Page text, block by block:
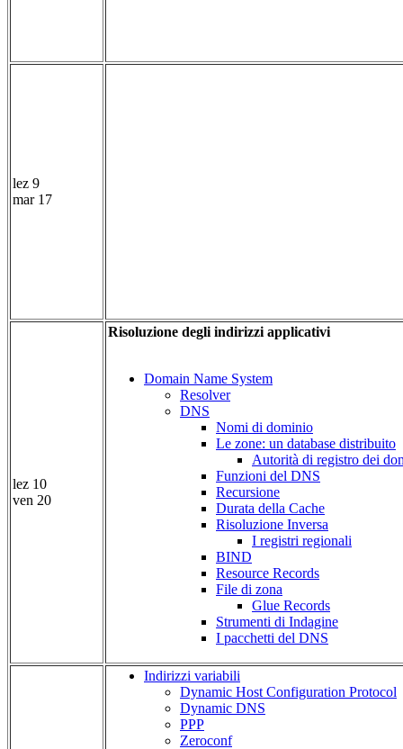
lez 9
mar 17
lez 10
ven 20
Risoluzione degli indirizzi applicativi
Domain Name System
Resolver
DNS
Nomi di dominio
Le zone: un database distribuito
Autorità di registro dei
Funzioni del DNS
Recursione
Durata della Cache
Risoluzione Inversa
I registri regionali
BIND
Resource Records
File di zona
Glue Records
Strumenti di Indagine
I pacchetti del DNS
Indirizzi variabili
Dynamic Host Configuration Protocol
Dynamic DNS
PPP
Zeroconf